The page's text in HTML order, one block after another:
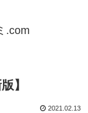
.com
】
2021.02.13